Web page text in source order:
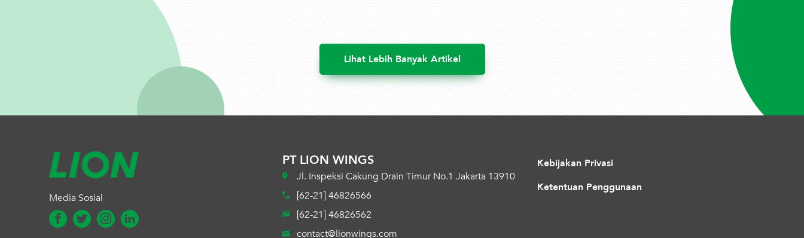
Lihat Lebih Banyak Artikel
Media Sosial
PT LION WINGS
Jl. Inspeksi Cakung Drain Timur No.1 Jakarta 13910
[62-21] 46826566
[62-21] 46826562
contact@lionwings.com
Kebijakan Privasi
Ketentuan Penggunaan